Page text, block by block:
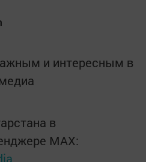
и интересным в
в
MАХ: